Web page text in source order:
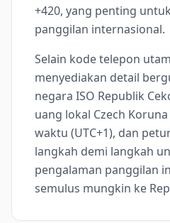
+420, yang penting
panggilan internasional.
Selain kode telepon
menyediakan detail
negara ISO Republik
uang lokal Czech
waktu (UTC+1), dan
langkah demi langkah
pengalaman panggilan
semulus mungkin ke